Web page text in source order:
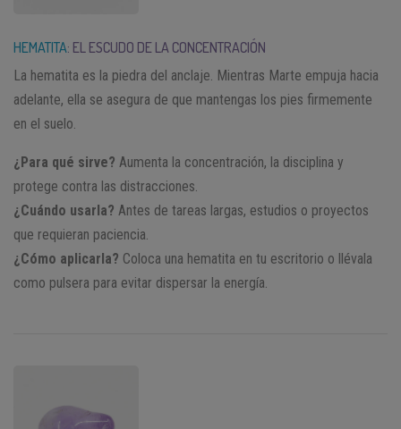
HEMATITA: EL ESCUDO DE LA CONCENTRACIÓN
La hematita es la piedra del anclaje. Mientras Marte empuja hacia
adelante, ella se asegura de que mantengas los pies firmemente
en el suelo.
¿Para qué sirve? Aumenta la concentración, la disciplina y
protege contra las distracciones.
¿Cuándo usarla? Antes de tareas largas, estudios o proyectos
que requieran paciencia.
¿Cómo aplicarla? Coloca una hematita en tu escritorio o llévala
como pulsera para evitar dispersar la energía.